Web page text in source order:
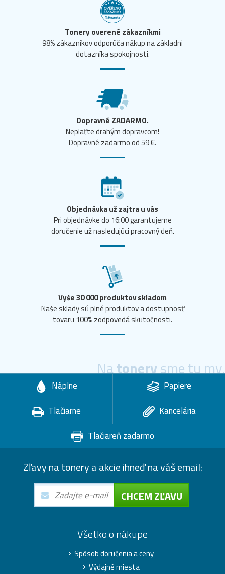
Tonery overené zákazníkmi
98% zákazníkov odporúča nákup na základni
dotazníka spokojnosti.
Dopravné ZADARMO.
Neplaťte drahým dopravcom!
Dopravné zadarmo od 59 €.
Objednávka už zajtra u vás
Pri objednávke do 16:00 garantujeme
doručenie už nasledujúci pracovný deň.
Vyše 30 000 produktov skladom
Naše sklady sú plné produktov a dostupnosť
tovaru 100% zodpovedá skutočnosti.
Natonerysme tu my.
Náplne
Papiere
Tlačiarne
Kancelária
Tlačiareň zadarmo
Zľavy na tonery a akcie ihneď na váš email:
CHCEM ZĽAVU
Všetko o nákupe
Spôsob doručenia a ceny
Výdajné miesta